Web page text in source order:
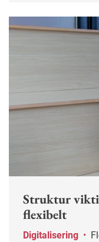
Struktur
flexibelt
Digitalisering •